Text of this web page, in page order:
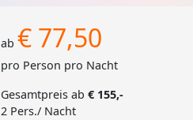
ab€ 77,50
pro Person pro Nacht
Gesamtpreis ab€ 155,-
2 Pers./ Nacht